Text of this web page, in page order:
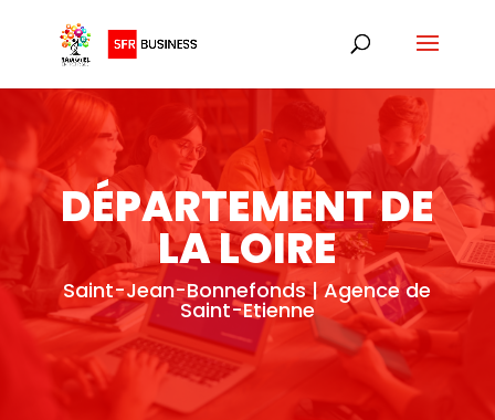
DÉPARTEMENT DE
LA LOIRE
Saint-Jean-Bonnefonds | Agence de
Saint-Etienne